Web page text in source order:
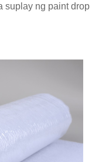
suplay ng paint drop